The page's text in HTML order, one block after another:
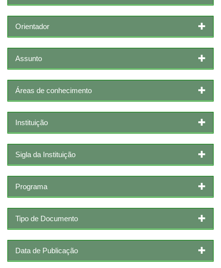
Orientador
Assunto
Áreas de conhecimento
Instituição
Sigla da Instituição
Programa
Tipo de Documento
Data de Publicação